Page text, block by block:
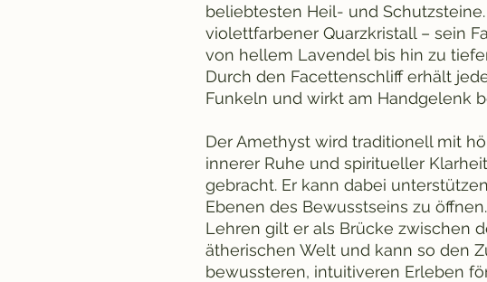
beliebtesten Heil- und
violettfarbener Quarzkristall – sein
von hellem Lavendel bis hin zu
Durch den Facettenschliff erhält
Funkeln und wirkt am Handgelenk
Der Amethyst wird traditionell mit
innerer Ruhe und spiritueller
gebracht. Er kann dabei
Ebenen des Bewusstseins zu
Lehren gilt er als Brücke zwischen
ätherischen Welt und kann so den
bewussteren, intuitiveren Erleben